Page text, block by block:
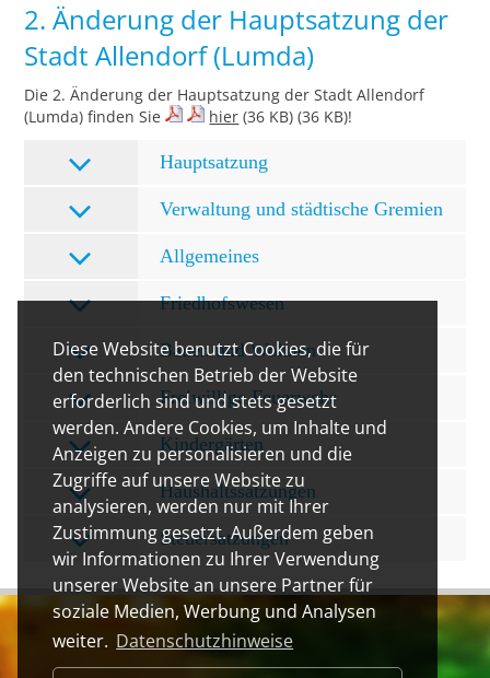
Diese Website benutzt Cookies, die für
den technischen Betrieb der Website
erforderlich sind und stets gesetzt
werden. Andere Cookies, um Inhalte und
Anzeigen zu personalisieren und die
Zugriffe auf unsere Website zu
analysieren, werden nur mit Ihrer
Zustimmung gesetzt. Außerdem geben
wir Informationen zu Ihrer Verwendung
unserer Website an unsere Partner für
soziale Medien, Werbung und Analysen
weiter. Datenschutzhinweise
2. Änderung der Hauptsatzung der
Stadt Allendorf (Lumda)
Die 2. Änderung der Hauptsatzung der Stadt Allendorf
(Lumda) finden Sie
hier (36 KB) (36 KB)!
Hauptsatzung
Verwaltung und städtische Gremien
Allgemeines
Friedhofswesen
Bauen und Wohnen
Freiwillige Feuerwehr
Kindergärten
Haushaltssatzungen
Steuersatzungen